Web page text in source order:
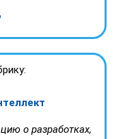
о разработках,